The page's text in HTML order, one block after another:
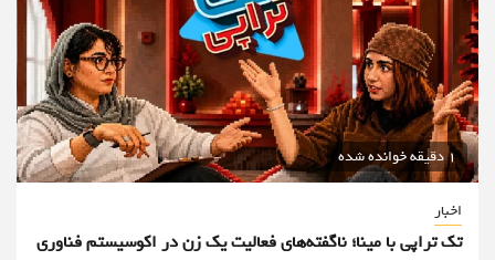
1 دقیقه خوانده شده
اخبار
تک تراپی با مینا؛ ناگفته‌های فعالیت یک زن در اکوسیستم فناوری